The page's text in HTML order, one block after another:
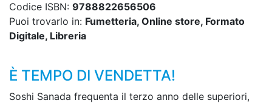
Codice ISBN: 9788822656506
Puoi trovarlo in: Fumetteria, Online store, Formato
Digitale, Libreria
È TEMPO DI VENDETTA!
Soshi Sanada frequenta il terzo anno delle superiori,